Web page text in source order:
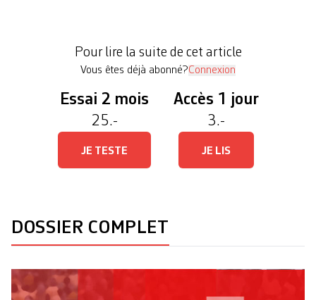
nccr on the move, […]
Pour lire la suite de cet article
Vous êtes déjà abonné?Connexion
Essai 2 mois
25.-
JE TESTE
Accès 1 jour
3.-
JE LIS
DOSSIER COMPLET